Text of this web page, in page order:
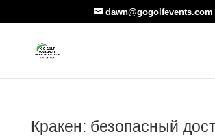
dawn@gogolfevents.com
Кракен: безопасный